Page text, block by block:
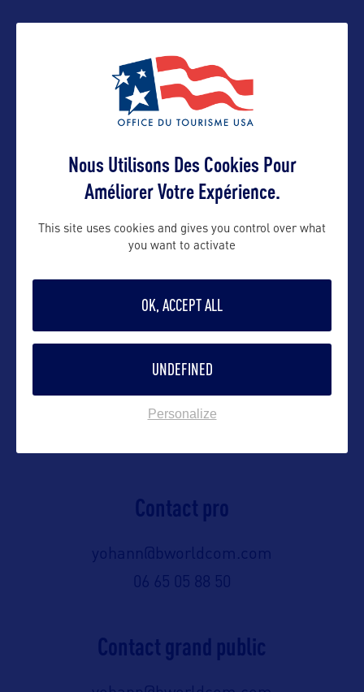
ALLEZ PLUS LOIN
Représentation en France :
Discover South Carolina
Contact presse
Contact pro
yohann@bworldcom.com
06 65 05 88 50
Contact grand public
Nous Utilisons Des Cookies Pour
Améliorer Votre Expérience.
This site uses cookies and gives you control over what
you want to activate
OK, ACCEPT ALL
UNDEFINED
Personalize